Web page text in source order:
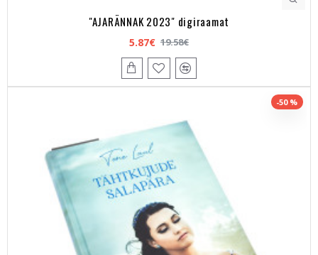
"AJARÄNNAK 2023" digiraamat
5.87€ 19.58€
-50 %